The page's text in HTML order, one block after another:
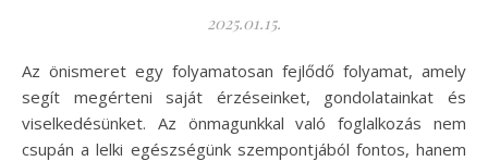
2025.01.15.
Az önismeret egy folyamatosan fejlődő folyamat, amely
segít megérteni saját érzéseinket, gondolatainkat és
viselkedésünket. Az önmagunkkal való foglalkozás nem
csupán a lelki egészségünk szempontjából fontos, hanem